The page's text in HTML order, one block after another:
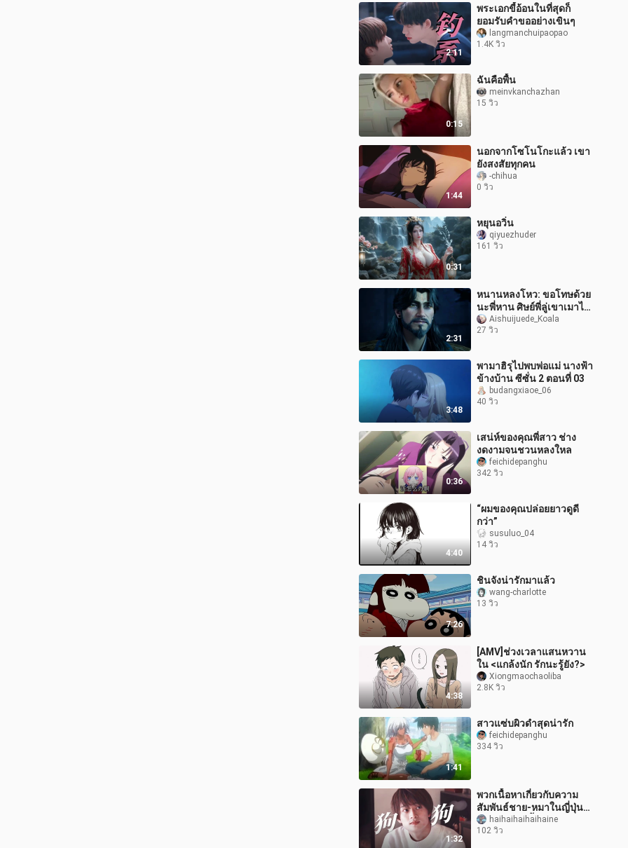
2:11
พระเอกขี้อ้อนในที่สุดก็
ยอมรับคำขออย่างเขินๆ
langmanchuipaopao
1.4K วิว
0:15
ฉันคือพื้น
meinvkanchazhan
15 วิว
1:44
นอกจากโซโนโกะแล้ว เขา
ยังสงสัยทุกคน
-chihua
0 วิว
0:31
หยุนอวิ่น
qiyuezhuder
161 วิว
2:31
หนานหลงโหว: ขอโทษด้วย
นะพี่หาน ศิษย์พี่ลู่เขาเมาไป
แล้ว! 【งานประกวดผลงาน
แฟนเมดอย่างเป็นทางการ
Aishuijuede_Koala
27 วิว
3:48
พามาฮิรุไปพบพ่อแม่ นางฟ้า
ข้างบ้าน ซีซั่น 2 ตอนที่ 03
budangxiaoe_06
40 วิว
0:36
เสน่ห์ของคุณพี่สาว ช่าง
งดงามจนชวนหลงใหล
feichidepanghu
342 วิว
4:40
“ผมของคุณปล่อยยาวดูดี
กว่า”
susuluo_04
14 วิว
7:26
ชินจังน่ารักมาแล้ว
wang-charlotte
13 วิว
4:38
[AMV]ช่วงเวลาแสนหวาน
ใน <แกล้งนัก รักนะรู้ยัง?>
Xiongmaochaoliba
2.8K วิว
1:41
สาวแซ่บผิวดำสุดน่ารัก
feichidepanghu
334 วิว
1:32
พวกเนื้อหาเกี่ยวกับความ
สัมพันธ์ชาย-หมาในญี่ปุ่นก็
พัฒนาไปถึงขั้นรักคนกับ
สุนัขแล้วเหรอ?! สุนัขที่จาก
haihaihaihaihaine
102 วิว